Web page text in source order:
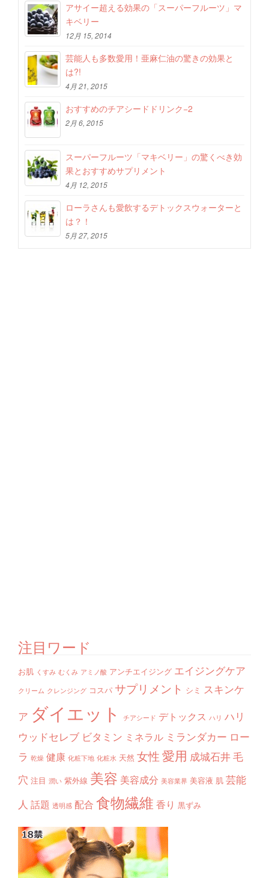
アサイー超える効果の「スーパーフルーツ」マ
キベリー
12月 15, 2014
芸能人も多数愛用！亜麻仁油の驚きの効果と
は?!
4月 21, 2015
おすすめのチアシードドリンク−2
2月 6, 2015
スーパーフルーツ「マキベリー」の驚くべき効
果とおすすめサプリメント
4月 12, 2015
ローラさんも愛飲するデトックスウォーターと
は？！
5月 27, 2015
注目ワード
お肌 くすみ むくみ アミノ酸 アンチエイジング エイジングケア
クリーム クレンジング コスパ サプリメント シミ スキンケ
ア ダイエット チアシード デトックス ハリ ハリ
ウッドセレブ ビタミン ミネラル ミランダカー ロー
ラ 乾燥 健康 化粧下地 化粧水 天然 女性愛用 成城石井毛
穴 注目 潤い 紫外線 美容 美容成分 美容業界 美容液 肌 芸能
人 話題 透明感 配合 食物繊維 香り 黒ずみ